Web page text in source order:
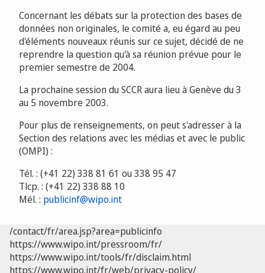
Concernant les débats sur la protection des bases de
données non originales, le comité a, eu égard au peu
d'éléments nouveaux réunis sur ce sujet, décidé de ne
reprendre la question qu'à sa réunion prévue pour le
premier semestre de 2004.
La prochaine session du SCCR aura lieu à Genève du 3
au 5 novembre 2003.
Pour plus de renseignements, on peut s'adresser à la
Section des relations avec les médias et avec le public
(OMPI) :
Tél. : (+41 22) 338 81 61 ou 338 95 47
Tlcp. : (+41 22) 338 88 10
Mél. : publicinf@wipo.int
/contact/fr/area.jsp?area=publicinfo
https://www.wipo.int/pressroom/fr/
https://www.wipo.int/tools/fr/disclaim.html
https://www.wipo.int/fr/web/privacy-policy/